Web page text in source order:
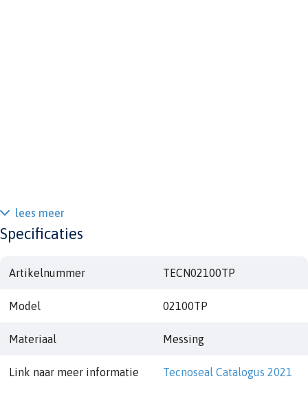
lees meer
Specificaties
Artikelnummer TECN02100TP
Model 02100TP
Materiaal Messing
Link naar meer informatie Tecnoseal Catalogus 2021